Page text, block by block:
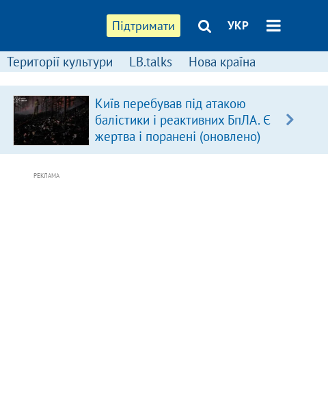
Підтримати УКР
Території культури LB.talks Нова країна
Київ перебував під атакою
балістики і реактивних БпЛА. Є
жертва і поранені (оновлено)
РЕКЛАМА